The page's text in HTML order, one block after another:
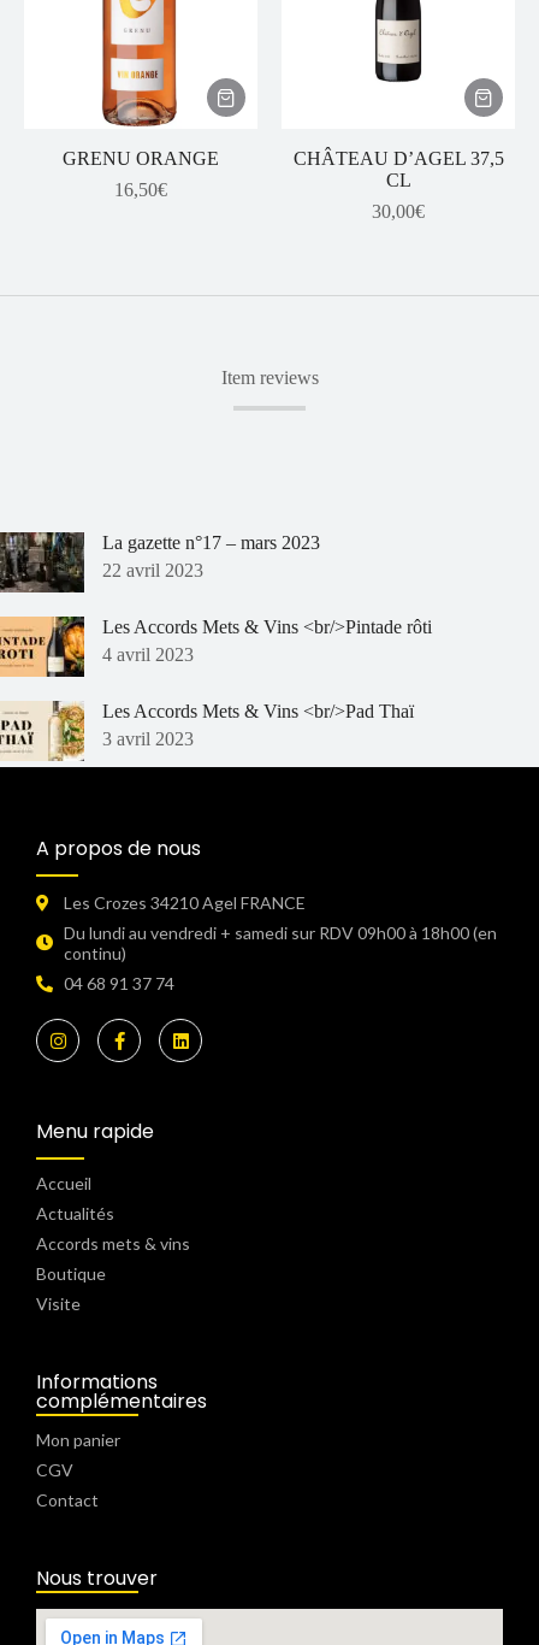
GRENU ORANGE
16,50€
CHÂTEAU D’AGEL 37,5
CL
30,00€
Item reviews
La gazette n°17 – mars 2023
22 avril 2023
Les Accords Mets & Vins <br/>Pintade rôti
4 avril 2023
Les Accords Mets & Vins <br/>Pad Thaï
3 avril 2023
A propos de nous
Les Crozes 34210 Agel FRANCE
Du lundi au vendredi + samedi sur RDV 09h00 à 18h00 (en
continu)​
04 68 91 37 74
Menu rapide
Accueil
Actualités
Accords mets & vins
Boutique
Visite
Informations
complémentaires
Mon panier
CGV
Contact
Nous trouver